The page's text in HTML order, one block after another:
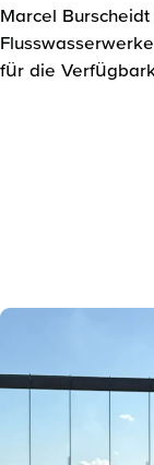
Marcel
für die